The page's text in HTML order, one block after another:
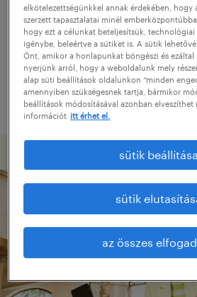
helyszínét.
Adjon meg más pozíció
kulcsszót, és
írta-e le.
elkötelezettségünkkel annak érdekében, hogy
szerzett tapasztalatai minél
hogy ezt a célunkat beteljesítsük, technológiai
igénybe, beleértve a sütiket is. A sütik
Önt, amikor a honlapunkat böngészi és
nyerjünk arról, hogy a weboldalunk mely
alap süti beállítások oldalunkon “minden
amennyiben szükségesnek tartja, bármikor
beállítások módosításával azonban
információt itt érhet el.
sütik beállítása
sütik
az összes